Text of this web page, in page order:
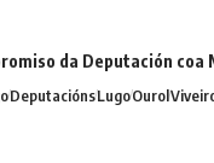
da Deputación
DeputaciónsLugoOurol